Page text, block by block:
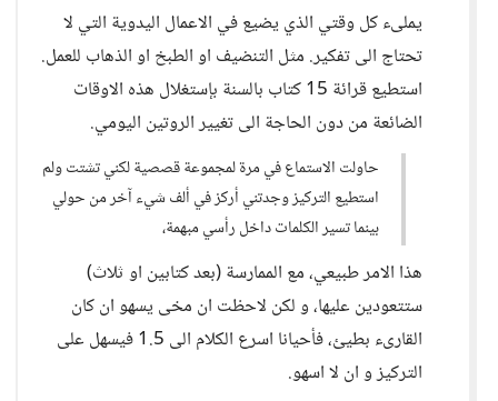
يملىء كل وقتي الذي يضيع في الاعمال اليدوية التي لا
تحتاج الى تفكير. مثل التنضيف او الطبخ او الذهاب للعمل.
استطيع قرائة 15 كتاب بالسنة بإستغلال هذه الاوقات
الضائعة من دون الحاجة الى تغيير الروتين اليومي.
حاولت الاستماع في مرة لمجموعة قصصية لكني تشتت ولم
استطيع التركيز وجدتني أركز في ألف شيء آخر من حولي
بينما تسير الكلمات داخل رأسي مبهمة،
هذا الامر طبيعي، مع الممارسة (بعد كتابين او ثلاث)
ستتعودين عليها، و لكن لاحظت ان مخى يسهو ان كان
القارىء بطيئ، فأحيانا اسرع الكلام الى 1.5 فيسهل على
التركيز و ان لا اسهو.